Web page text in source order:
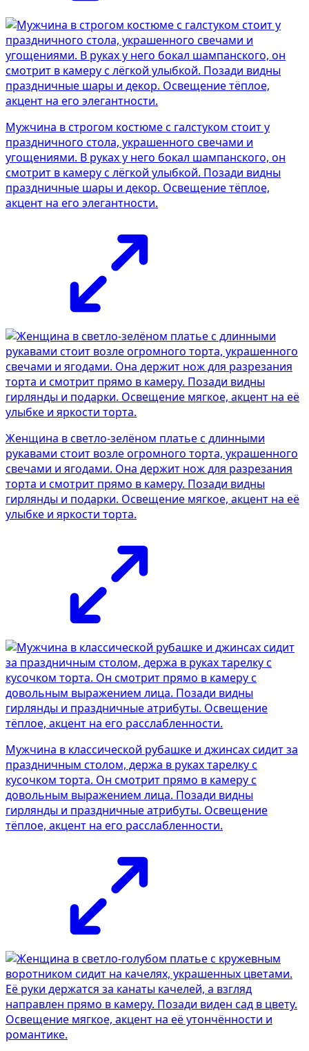
Мужчина в строгом костюме с галстуком стоит у
праздничного стола, украшенного свечами и
угощениями. В руках у него бокал шампанского, он
смотрит в камеру с лёгкой улыбкой. Позади видны
праздничные шары и декор. Освещение тёплое,
акцент на его элегантности.
Женщина в светло-зелёном платье с длинными
рукавами стоит возле огромного торта, украшенного
свечами и ягодами. Она держит нож для разрезания
торта и смотрит прямо в камеру. Позади видны
гирлянды и подарки. Освещение мягкое, акцент на её
улыбке и яркости торта.
Мужчина в классической рубашке и джинсах сидит за
праздничным столом, держа в руках тарелку с
кусочком торта. Он смотрит прямо в камеру с
довольным выражением лица. Позади видны
гирлянды и праздничные атрибуты. Освещение
тёплое, акцент на его расслабленности.